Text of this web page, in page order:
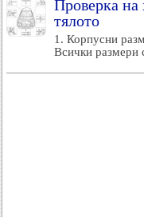
Проверка на
тялото
1. Корпусни
Всички размери